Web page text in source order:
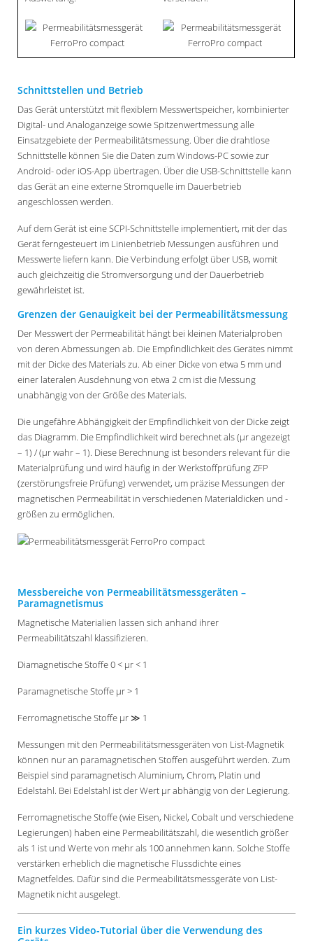
Schnittstellen und Betrieb
Das Gerät unterstützt mit flexiblem Messwertspeicher, kombinierter
Digital- und Analoganzeige sowie Spitzenwertmessung alle
Einsatzgebiete der Permeabilitätsmessung. Über die drahtlose
Schnittstelle können Sie die Daten zum Windows-PC sowie zur
Android- oder iOS-App übertragen. Über die USB-Schnittstelle kann
das Gerät an eine externe Stromquelle im Dauerbetrieb
angeschlossen werden.
Auf dem Gerät ist eine SCPI-Schnittstelle implementiert, mit der das
Gerät ferngesteuert im Linienbetrieb Messungen ausführen und
Messwerte liefern kann. Die Verbindung erfolgt über USB, womit
auch gleichzeitig die Stromversorgung und der Dauerbetrieb
gewährleistet ist.
Grenzen der Genauigkeit bei der Permeabilitätsmessung
Der Messwert der Permeabilität hängt bei kleinen Materialproben
von deren Abmessungen ab. Die Empfindlichkeit des Gerätes nimmt
mit der Dicke des Materials zu. Ab einer Dicke von etwa 5 mm und
einer lateralen Ausdehnung von etwa 2 cm ist die Messung
unabhängig von der Größe des Materials.
Die ungefähre Abhängigkeit der Empfindlichkeit von der Dicke zeigt
das Diagramm. Die Empfindlichkeit wird berechnet als (µr angezeigt
– 1) / (µr wahr – 1). Diese Berechnung ist besonders relevant für die
Materialprüfung und wird häufig in der Werkstoffprüfung ZFP
(zerstörungsfreie Prüfung) verwendet, um präzise Messungen der
magnetischen Permeabilität in verschiedenen Materialdicken und -
größen zu ermöglichen.
Messbereiche von Permeabilitätsmessgeräten –
Paramagnetismus
Magnetische Materialien lassen sich anhand ihrer
Permeabilitätszahl klassifizieren.
Diamagnetische Stoffe 0 < µr < 1
Paramagnetische Stoffe μr > 1
Ferromagnetische Stoffe μr ≫ 1
Messungen mit den Permeabilitätsmessgeräten von List-Magnetik
können nur an paramagnetischen Stoffen ausgeführt werden. Zum
Beispiel sind paramagnetisch Aluminium, Chrom, Platin und
Edelstahl. Bei Edelstahl ist der Wert µr abhängig von der Legierung.
Ferromagnetische Stoffe (wie Eisen, Nickel, Cobalt und verschiedene
Legierungen) haben eine Permeabilitätszahl, die wesentlich größer
als 1 ist und Werte von mehr als 100 annehmen kann. Solche Stoffe
verstärken erheblich die magnetische Flussdichte eines
Magnetfeldes. Dafür sind die Permeabilitätsmessgeräte von List-
Magnetik nicht ausgelegt.
Ein kurzes Video-Tutorial über die Verwendung des